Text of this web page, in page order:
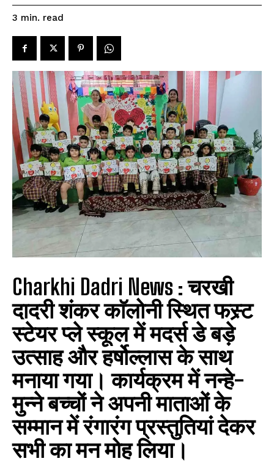
3 min. read
Charkhi Dadri News :चरखी
दादरी शंकर काॅलोनी स्थित फस्र्ट
स्टेयर प्ले स्कूल में मदर्स डे बड़े
उत्साह और हर्षोल्लास के साथ
मनाया गया। कार्यक्रम में नन्हे-
मुन्ने बच्चों ने अपनी माताओं के
सम्मान में रंगारंग प्रस्तुतियां देकर
सभी का मन मोह लिया।